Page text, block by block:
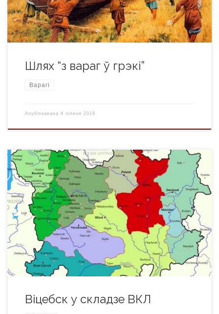
адным […]
Шлях “з вараг ў грэкі”
Варагі
Апублікавана 4 ліпеня 2018
Пасля смерці князя Яраслава (1320) Віцебск паводле
спадчыны перайшоў да вялікага князя Альгерда і такім
чынам далучыўся да Вялікага Княства Літоўскага. У 1341
годзе віцебляне на чале з Альгердам дапамаглі Пскову ў
барацьбе супраць крыжакоў. З 1345 года горад знаходзіўся
ва ўладанні Андрэя Альгердавіча. Паводле гістарычных
крыніц, у 1351 годзе […]
Віцебск у складзе ВКЛ